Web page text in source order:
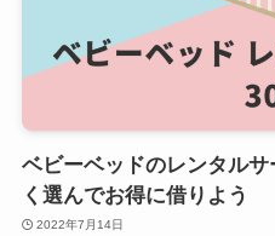
ベビーベッドのレンタル
く選んでお得に借りよう
2022年7月14日